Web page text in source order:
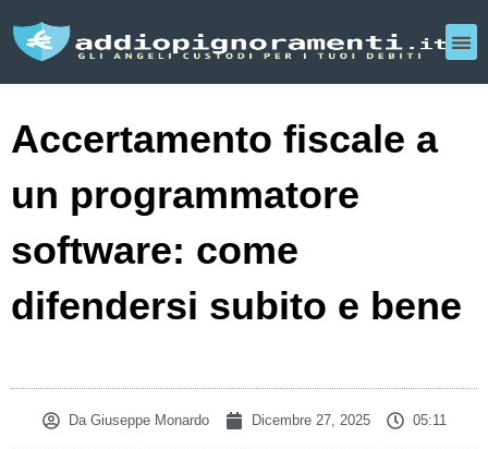
Accertamento fiscale a
un programmatore
software: come
difendersi subito e bene
DaGiuseppe Monardo Dicembre 27, 2025 05:11